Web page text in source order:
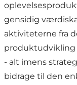
gensidig
aktiviteterne fra
- alt imens
bidrage til den